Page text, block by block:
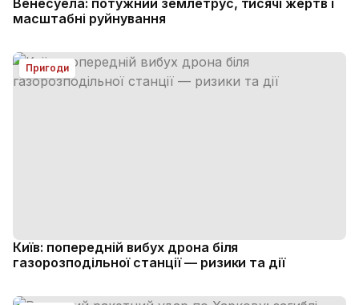
Венесуела: потужний землетрус, тисячі жертв і
масштабні руйнування
Пригоди
Київ: попередній вибух дрона біля
газорозподільної станції — ризики та дії